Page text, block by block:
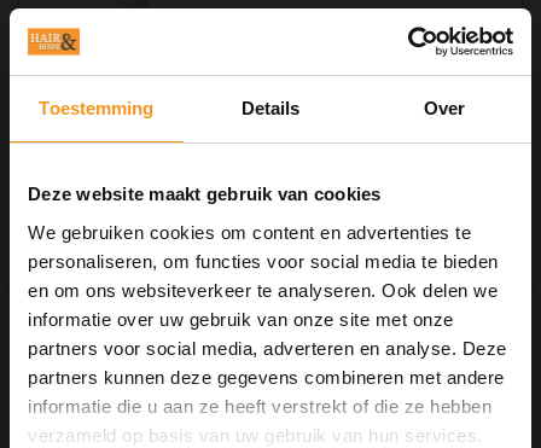
Toestemming Details Over
Deze website maakt gebruik van cookies
We gebruiken cookies om content en advertenties te
personaliseren, om functies voor social media te bieden
en om ons websiteverkeer te analyseren. Ook delen we
informatie over uw gebruik van onze site met onze
partners voor social media, adverteren en analyse. Deze
partners kunnen deze gegevens combineren met andere
informatie die u aan ze heeft verstrekt of die ze hebben
verzameld op basis van uw gebruik van hun services.
Door de hoge concentratie
pigmenten matteert en neutraliseert
verzorgende shampoo de
€14,75
Artistique MC Cool
Down Shampoo
250ml
De Artistique MC Cool Down
Shampoo is een Hair & Body
Shampoo geschikt voor dagelijks
gebruik. Verfrist de huid. Zorgt voor
een grondige reiniging en
hydratatie. Verhoogt de veerkracht
€13,35
10% Summer Time Korting